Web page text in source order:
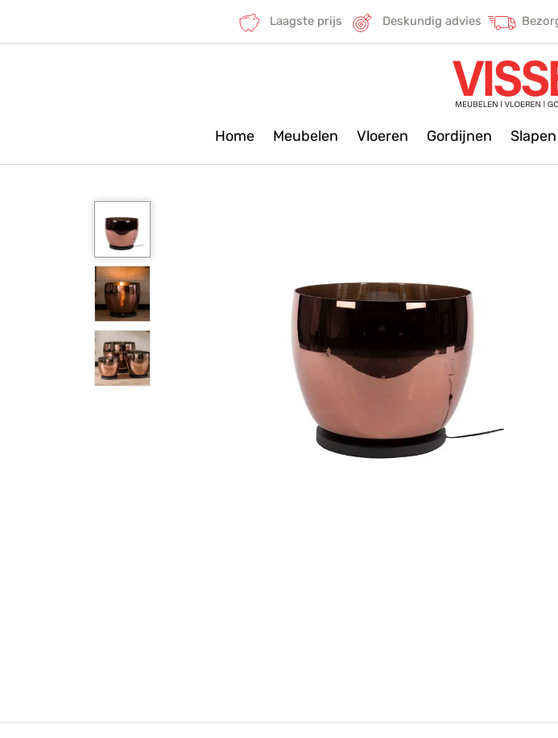
Laagste prijs Deskundig advies
Home Meubelen Vloeren Gordijnen Slapen